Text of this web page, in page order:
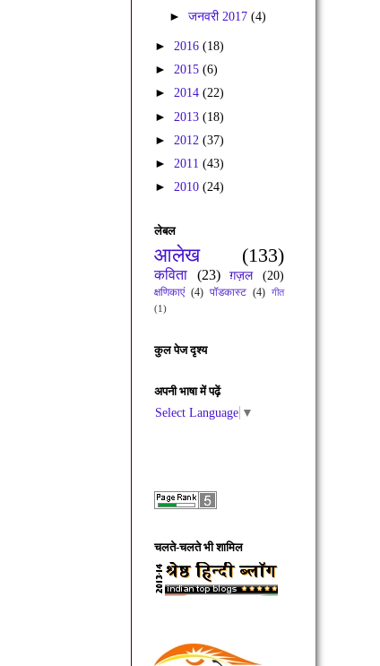
►जनवरी 2017(4)
► 2016 (18)
► 2015 (6)
► 2014 (22)
► 2013 (18)
► 2012 (37)
► 2011 (43)
► 2010 (24)
लेबल
आलेख (133)
कविता (23) ग़ज़ल (20)
क्षणिकाएं (4) पॉडकास्ट (4) गीत
(1)
कुल पेज दृश्य
अपनी भाषा में पढ़ें
Select Language ▼
चलते-चलते भी शामिल